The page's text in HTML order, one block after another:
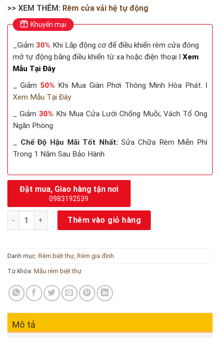
>> XEM THÊM: Rèm cửa vải hệ tự động
Khuyến mại
_Giảm 30% Khi Lắp động cơ để điều khiển rèm cửa đóng
mở tự động bằng điều khiển từ xa hoặc điện thoại I Xem
Mẫu Tại Đây
_ Giảm 50% Khi Mua Giàn Phơi Thông Minh Hòa Phát. I
Xem Mẫu Tại Đây
_ Giảm 30% Khi Mua Cửa Lưới Chống Muỗi, Vách Tổ Ong
Ngăn Phòng
Chế Độ Hậu Mãi Tốt Nhất: Sửa Chữa Rèm Miễn Phí
Trong 1 Năm Sau Bảo Hành
Đặt mua, Giao hàng tận nơi
0983192539
Mẫu rèm cửa biệt thự số lượng
Thêm vào giỏ hàng
Danh mục: Rèm biệt thự, Rèm gia đình
Từ khóa: Mẫu rèm biệt thự
Mô tả